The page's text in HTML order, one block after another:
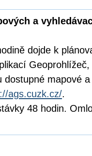
a
dojde k
Geoprohlížeč,
dostupné mapové
ags.cuzk.cz/.
48 hodin.